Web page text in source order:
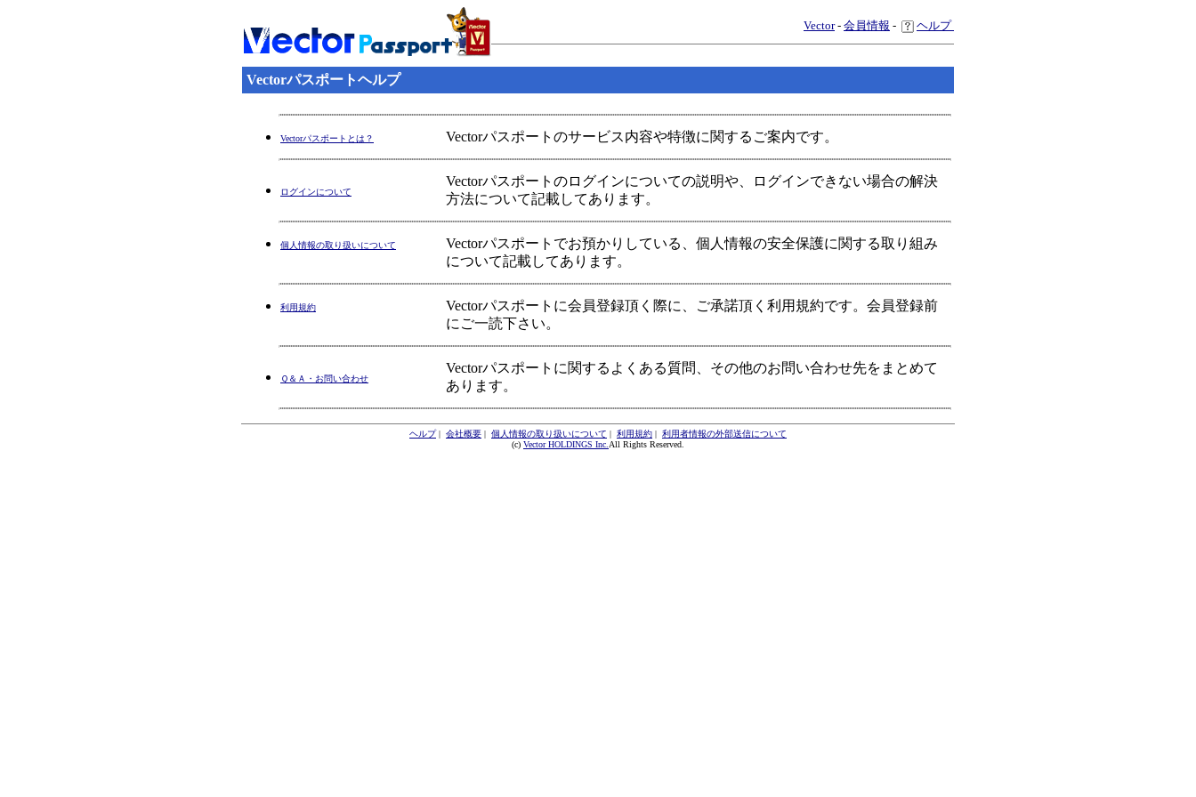
Vector- 会員情報 - ヘルプ
Vectorパスポートヘルプ
Vectorパスポートとは？ Vectorパスポートのサービス内容や特徴に関するご案内です。
ログインについて
Vectorパスポートのログインについての説明や、ログインできない場合の解決
方法について記載してあります。
個人情報の取り扱いについて
Vectorパスポートでお預かりしている、個人情報の安全保護に関する取り組み
について記載してあります。
利用規約
Vectorパスポートに会員登録頂く際に、ご承諾頂く利用規約です。会員登録前
にご一読下さい。
Ｑ＆Ａ・お問い合わせ
Vectorパスポートに関するよくある質問、その他のお問い合わせ先をまとめて
あります。
ヘルプ| 会社概要 | 個人情報の取り扱いについて | 利用規約 | 利用者情報の外部送信について
(c) Vector HOLDINGS Inc. All Rights Reserved.